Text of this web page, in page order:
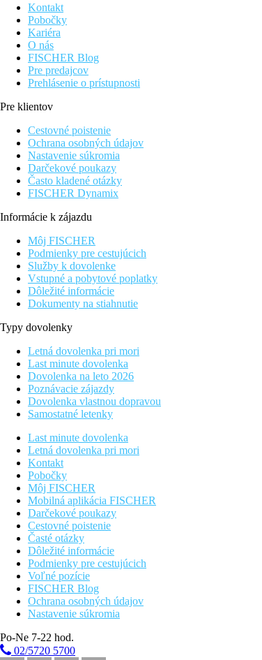
Kontakt
Pobočky
Kariéra
O nás
FISCHER Blog
Pre predajcov
Prehlásenie o prístupnosti
Pre klientov
Cestovné poistenie
Ochrana osobných údajov
Nastavenie súkromia
Darčekové poukazy
Často kladené otázky
FISCHER Dynamix
Informácie k zájazdu
Môj FISCHER
Podmienky pre cestujúcich
Služby k dovolenke
Vstupné a pobytové poplatky
Dôležité informácie
Dokumenty na stiahnutie
Typy dovolenky
Letná dovolenka pri mori
Last minute dovolenka
Dovolenka na leto 2026
Poznávacie zájazdy
Dovolenka vlastnou dopravou
Samostatné letenky
Last minute dovolenka
Letná dovolenka pri mori
Kontakt
Pobočky
Môj FISCHER
Mobilná aplikácia FISCHER
Darčekové poukazy
Cestovné poistenie
Časté otázky
Dôležité informácie
Podmienky pre cestujúcich
Voľné pozície
FISCHER Blog
Ochrana osobných údajov
Nastavenie súkromia
Po-Ne 7-22 hod.
02/5720 5700